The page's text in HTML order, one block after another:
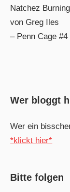
Natchez Burning
von Greg Iles
– Penn Cage #4
Wer bloggt
Wer ein
*klickt hier*
Bitte folgen